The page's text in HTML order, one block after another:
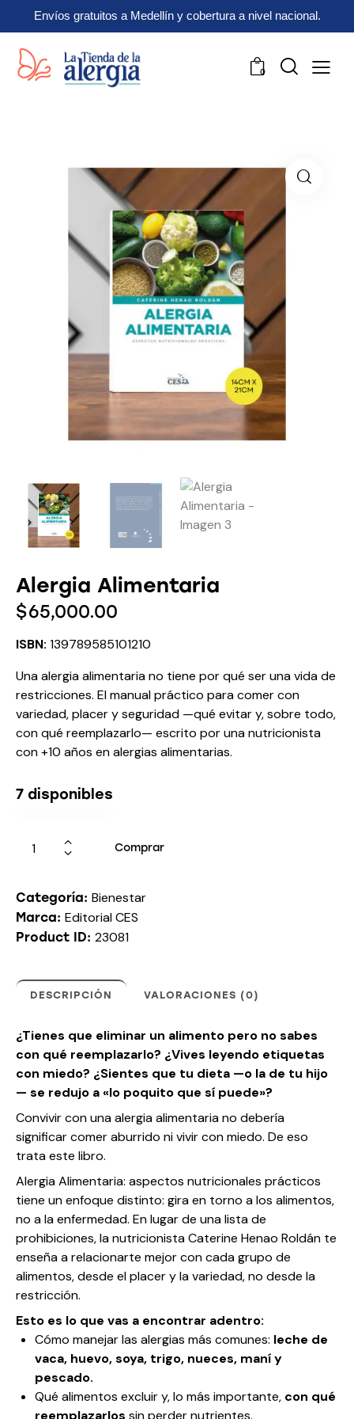
Envíos gratuitos a Medellín y cobertura a nivel nacional.
0
Alergia Alimentaria
$65,000.00
ISBN: 139789585101210
Una alergia alimentaria no tiene por qué ser una vida de
restricciones. El manual práctico para comer con
variedad, placer y seguridad —qué evitar y, sobre todo,
con qué reemplazarlo— escrito por una nutricionista
con +10 años en alergias alimentarias.
7 disponibles
Comprar
Categoría: Bienestar
Marca: Editorial CES
Product ID: 23081
DESCRIPCIÓN VALORACIONES (0)
¿Tienes que eliminar un alimento pero no sabes
con qué reemplazarlo? ¿Vives leyendo etiquetas
con miedo? ¿Sientes que tu dieta —o la de tu hijo
— se redujo a «lo poquito que sí puede»?
Convivir con una alergia alimentaria no debería
significar comer aburrido ni vivir con miedo. De eso
trata este libro.
Alergia Alimentaria: aspectos nutricionales prácticos
tiene un enfoque distinto: gira en torno a los alimentos,
no a la enfermedad. En lugar de una lista de
prohibiciones, la nutricionista Caterine Henao Roldán te
enseña a relacionarte mejor con cada grupo de
alimentos, desde el placer y la variedad, no desde la
restricción.
Esto es lo que vas a encontrar adentro:
Cómo manejar las alergias más comunes: leche de
vaca, huevo, soya, trigo, nueces, maní y
pescado.
Qué alimentos excluir y, lo más importante, con qué
reemplazarlos sin perder nutrientes.